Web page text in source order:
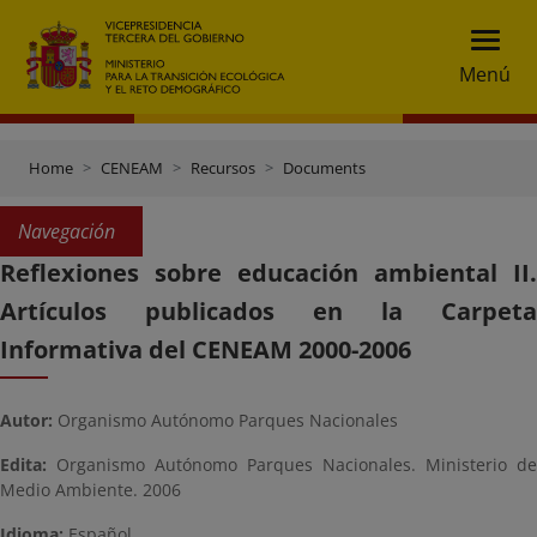
Menú
Home CENEAM Recursos Documents
Navegación
Reflexiones sobre educación ambiental II.
Artículos publicados en la Carpeta
Informativa del CENEAM 2000-2006
Autor: Organismo Autónomo Parques Nacionales
Edita: Organismo Autónomo Parques Nacionales. Ministerio de
Medio Ambiente. 2006